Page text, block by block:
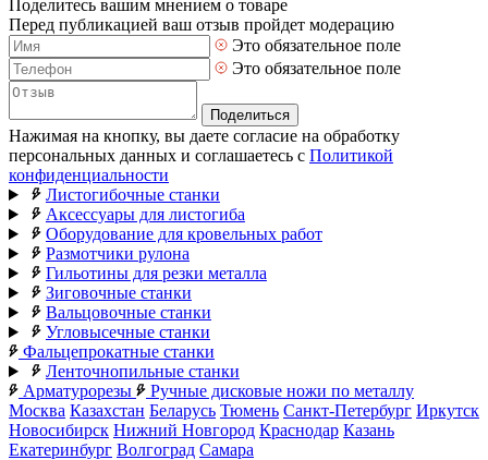
Поделитесь вашим мнением о товаре
Перед публикацией ваш отзыв пройдет модерацию
Это обязательное поле
Это обязательное поле
Поделиться
Нажимая на кнопку, вы даете согласие на обработку
персональных данных и соглашаетесь с Политикой
конфиденциальности
Листогибочные станки
Аксессуары для листогиба
Оборудование для кровельных работ
Размотчики рулона
Гильотины для резки металла
Зиговочные станки
Вальцовочные станки
Угловысечные станки
Фальцепрокатные станки
Ленточнопильные станки
Арматурорезы
Ручные дисковые ножи по металлу
Москва Казахстан Беларусь Тюмень Санкт-Петербург Иркутск
Новосибирск Нижний Новгород Краснодар Казань
Екатеринбург Волгоград Самара